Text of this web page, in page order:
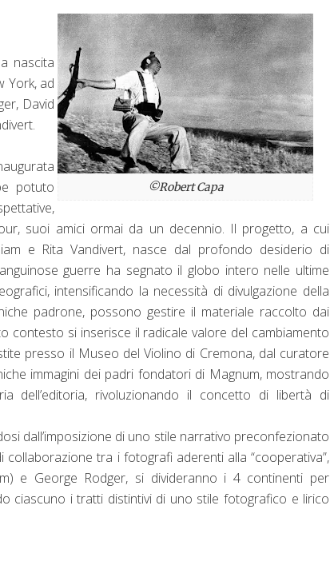
©Robert Capa
nascita
York, ad
David
potuto
suoi amici ormai da un decennio. Il progetto, a cui
e Rita Vandivert, nasce dal profondo desiderio di
guerre ha segnato il globo intero nelle ultime
intensificando la necessità di divulgazione della
padrone, possono gestire il materiale raccolto dai
si inserisce il radicale valore del cambiamento
presso il Museo del Violino di Cremona, dal curatore
immagini dei padri fondatori di Magnum, mostrando
dell’editoria, rivoluzionando il concetto di libertà di
dall’imposizione di uno stile narrativo preconfezionato
tra i fotografi aderenti alla “cooperativa”,
e George Rodger, si divideranno i 4 continenti per
ciascuno i tratti distintivi di uno stile fotografico e lirico